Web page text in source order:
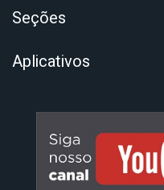
Seções
Aplicativos